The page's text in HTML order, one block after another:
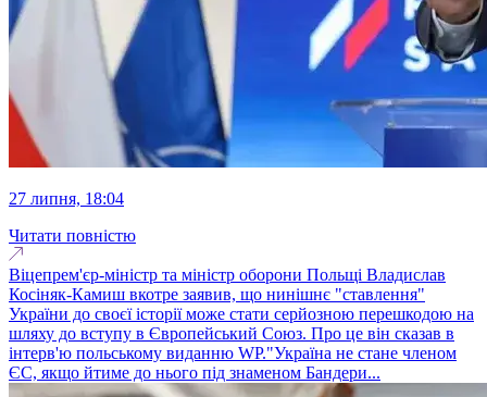
27 липня, 18:04
Читати повністю
Віцепрем'єр-міністр та міністр оборони Польщі Владислав
Косіняк-Камиш вкотре заявив, що нинішнє "ставлення"
України до своєї історії може стати серйозною перешкодою на
шляху до вступу в Європейський Союз. Про це він сказав в
інтерв'ю польському виданню WP."Україна не стане членом
ЄС, якщо йтиме до нього під знаменом Бандери...